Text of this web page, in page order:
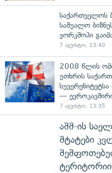
საქართველოს
საშუალო
ვორკშოპი
7 აგვისტო, 13:40
2008 წლის
უთხრის
—
7 აგვისტო, 13:35
აშშ-ის
შტატები